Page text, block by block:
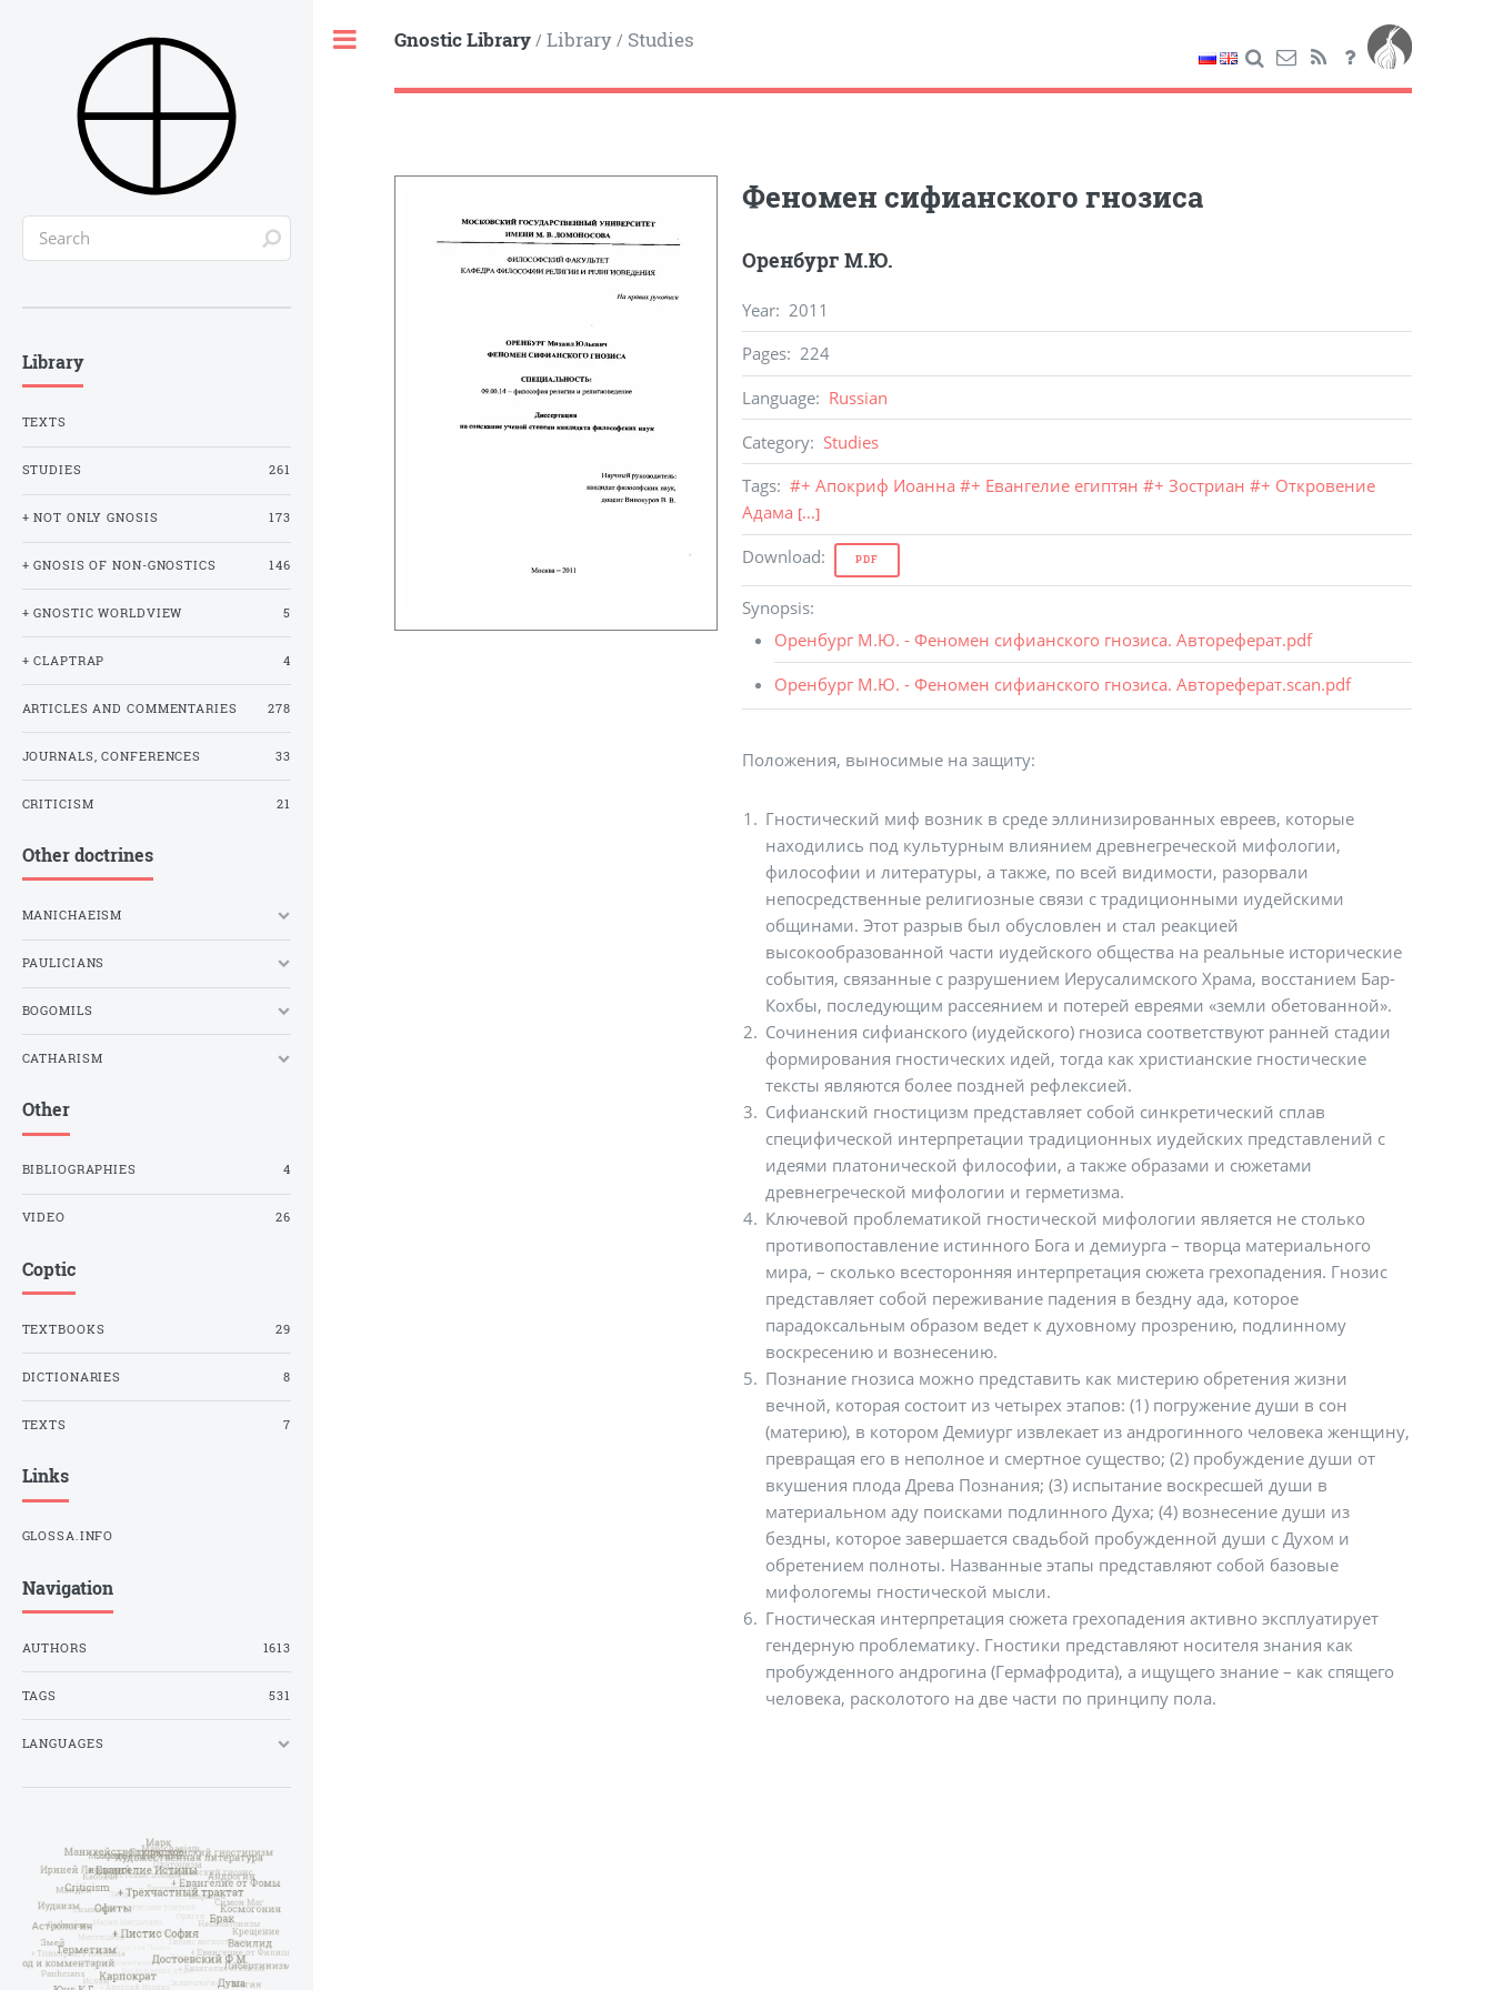
Gnostic Library/ Library/ Studies
Феномен сифианского гнозиса
Оренбург М.Ю.
Year: 2011
Pages: 224
Language: Russian
Category: Studies
Tags: #+ Апокриф Иоанна #+ Евангелие египтян #+ Зостриан #+ Откровение
Адама [...]
Download: PDF
Synopsis:
Оренбург М.Ю. - Феномен сифианского гнозиса. Автореферат.pdf
Оренбург М.Ю. - Феномен сифианского гнозиса. Автореферат.scan.pdf
Положения, выносимые на защиту:
Гностический миф возник в среде эллинизированных евреев, которые
находились под культурным влиянием древнегреческой мифологии,
философии и литературы, а также, по всей видимости, разорвали
непосредственные религиозные связи с традиционными иудейскими
общинами. Этот разрыв был обусловлен и стал реакцией
высокообразованной части иудейского общества на реальные исторические
события, связанные с разрушением Иерусалимского Храма, восстанием Бар-
Кохбы, последующим рассеянием и потерей евреями «земли обетованной».
Сочинения сифианского (иудейского) гнозиса соответствуют ранней стадии
формирования гностических идей, тогда как христианские гностические
тексты являются более поздней рефлексией.
Сифианский гностицизм представляет собой синкретический сплав
специфической интерпретации традиционных иудейских представлений с
идеями платонической философии, а также образами и сюжетами
древнегреческой мифологии и герметизма.
Ключевой проблематикой гностической мифологии является не столько
противопоставление истинного Бога и демиурга – творца материального
мира, – сколько всесторонняя интерпретация сюжета грехопадения. Гнозис
представляет собой переживание падения в бездну ада, которое
парадоксальным образом ведет к духовному прозрению, подлинному
воскресению и вознесению.
Познание гнозиса можно представить как мистерию обретения жизни
вечной, которая состоит из четырех этапов: (1) погружение души в сон
(материю), в котором Демиург извлекает из андрогинного человека женщину,
превращая его в неполное и смертное существо; (2) пробуждение души от
вкушения плода Древа Познания; (3) испытание воскресшей души в
материальном аду поисками подлинного Духа; (4) вознесение души из
бездны, которое завершается свадьбой пробужденной души с Духом и
обретением полноты. Названные этапы представляют собой базовые
мифологемы гностической мысли.
Гностическая интерпретация сюжета грехопадения активно эксплуатирует
гендерную проблематику. Гностики представляют носителя знания как
пробужденного андрогина (Гермафродита), а ищущего знание – как спящего
человека, расколотого на две части по принципу пола.
Library
TEXTS
STUDIES 261
+ NOT ONLY GNOSIS 173
+ GNOSIS OF NON-GNOSTICS 146
+ GNOSTIC WORLDVIEW 5
+ CLAPTRAP 4
ARTICLES AND COMMENTARIES 278
JOURNALS, CONFERENCES 33
CRITICISM 21
Other doctrines
MANICHAEISM
PAULICIANS
BOGOMILS
CATHARISM
Other
BIBLIOGRAPHIES 4
VIDEO 26
Coptic
TEXTBOOKS 29
DICTIONARIES 8
TEXTS 7
Links
GLOSSA.INFO
Navigation
AUTHORS 1613
TAGS 531
LANGUAGES
Toggle